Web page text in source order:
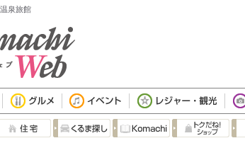
泉旅館